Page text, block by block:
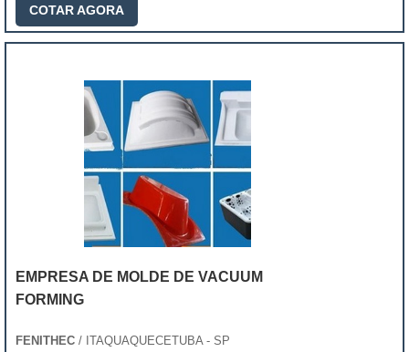
COTAR AGORA
EMPRESA DE MOLDE DE VACUUM
FORMING
FENITHEC / ITAQUAQUECETUBA - SP